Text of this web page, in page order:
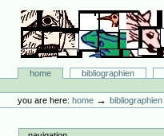
content.
navigation
Bibliographie-Portal
Sectionshome bibliographien
tools
you are here: home →bibliographien